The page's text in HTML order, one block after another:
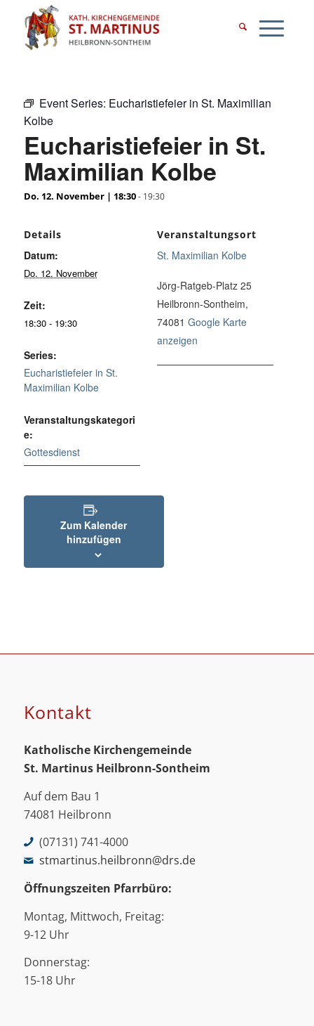
Event Series: Eucharistiefeier in St. Maximilian
Kolbe
Eucharistiefeier in St.
Maximilian Kolbe
Do. 12. November | 18:30- 19:30
Details
Datum:
Do. 12. November
Zeit:
18:30 - 19:30
Series:
Eucharistiefeier in St.
Maximilian Kolbe
Veranstaltungskategori
e:
Gottesdienst
Veranstaltungsort
St. Maximilian Kolbe
Jörg-Ratgeb-Platz 25
Heilbronn-Sontheim,
74081 Google Karte
anzeigen
Zum Kalender
hinzufügen
Kontakt
Katholische Kirchengemeinde
St. Martinus Heilbronn-Sontheim
Auf dem Bau 1
74081 Heilbronn
(07131) 741-4000
stmartinus.heilbronn@drs.de
Öffnungszeiten Pfarrbüro:
Montag, Mittwoch, Freitag:
9-12 Uhr
Donnerstag:
15-18 Uhr